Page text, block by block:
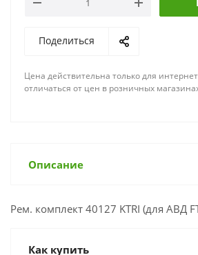
Поделиться
Цена действительна только для
отличаться от цен в розничных
Описание
Рем. комплект 40127 KTRI (для АВД
Как купить